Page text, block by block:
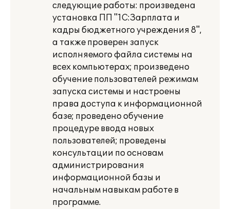
следующие работы: произведена
установка ПП "1С:Зарплата и
кадры бюджетного учреждения 8",
а также проверен запуск
исполняемого файла системы на
всех компьютерах; произведено
обучение пользователей режимам
запуска системы и настроены
права доступа к информационной
базе; проведено обучение
процедуре ввода новых
пользователей; проведены
консультации по основам
администрирования
информационной базы и
начальным навыкам работе в
программе.